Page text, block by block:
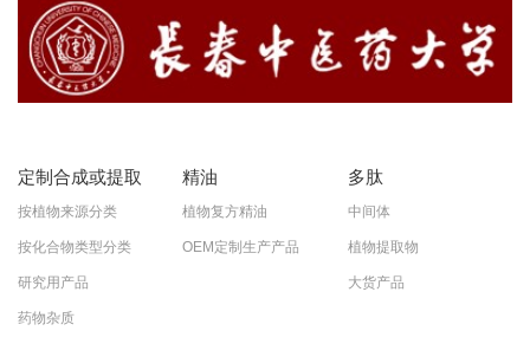
定制合成或提取
按植物来源分类
按化合物类型分类
研究用产品
药物杂质
精油
植物复方精油
OEM定制生产产品
多肽
中间体
植物提取物
大货产品